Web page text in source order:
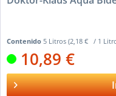
Contenido 5 Litros(2,18 € / 1
10,89 €